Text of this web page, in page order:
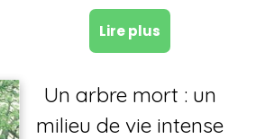
Lire plus
Un arbre mort : un
milieu de vie intense